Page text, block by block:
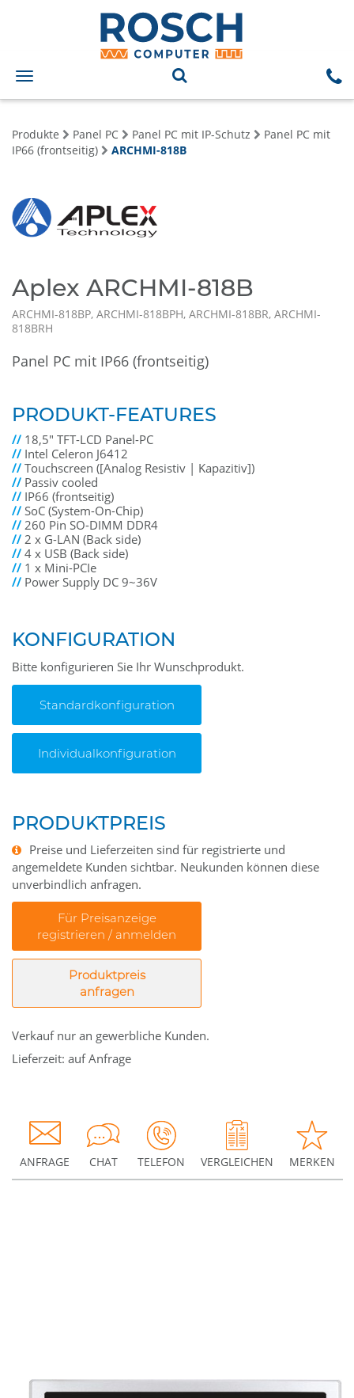
Toggle
navigation
Produkte Panel PC Panel PC mit IP-Schutz
Panel PC mit
IP66 (frontseitig)
ARCHMI-818B
Aplex ARCHMI-818B
ARCHMI-818BP, ARCHMI-818BPH, ARCHMI-818BR, ARCHMI-
818BRH
Panel PC mit IP66 (frontseitig)
PRODUKT-FEATURES
// 18,5" TFT-LCD Panel-PC
// Intel Celeron J6412
//Touchscreen ([Analog Resistiv | Kapazitiv])
// Passiv cooled
// IP66 (frontseitig)
//SoC (System-On-Chip)
//260 Pin SO-DIMM DDR4
//2 x G-LAN (Back side)
//4 x USB (Back side)
// 1 x Mini-PCIe
// Power Supply DC 9~36V
KONFIGURATION
Bitte konfigurieren Sie Ihr Wunschprodukt.
Standardkonfiguration
Individualkonfiguration
PRODUKTPREIS
Preise und Lieferzeiten sind für registrierte und
angemeldete Kunden sichtbar. Neukunden können diese
unverbindlich anfragen.
Für Preisanzeige
registrieren / anmelden
Produktpreis
anfragen
Verkauf nur an gewerbliche Kunden.
Lieferzeit: auf Anfrage
ANFRAGE CHAT TELEFON VERGLEICHEN MERKEN